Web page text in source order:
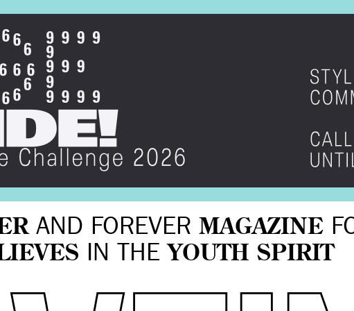
AND FOREVER MAGAZINE
IN THE YOUTH SPIRIT